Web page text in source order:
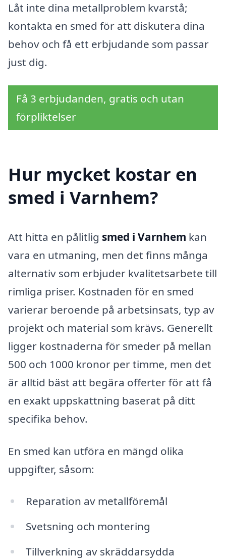
Låt inte dina metallproblem kvarstå;
kontakta en smed för att diskutera dina
behov och få ett erbjudande som passar
just dig.
Få 3 erbjudanden, gratis och utan
förpliktelser
Hur mycket kostar en
smed i Varnhem?
Att hitta en pålitlig smed i Varnhem kan
vara en utmaning, men det finns många
alternativ som erbjuder kvalitetsarbete till
rimliga priser. Kostnaden för en smed
varierar beroende på arbetsinsats, typ av
projekt och material som krävs. Generellt
ligger kostnaderna för smeder på mellan
500 och 1000 kronor per timme, men det
är alltid bäst att begära offerter för att få
en exakt uppskattning baserat på ditt
specifika behov.
En smed kan utföra en mängd olika
uppgifter, såsom:
Reparation av metallföremål
Svetsning och montering
Tillverkning av skräddarsydda